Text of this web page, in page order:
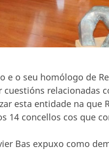
e o seu homólogo de
cuestións relacionadas
esta entidade na que
14 concellos cos que
Bas expuxo como